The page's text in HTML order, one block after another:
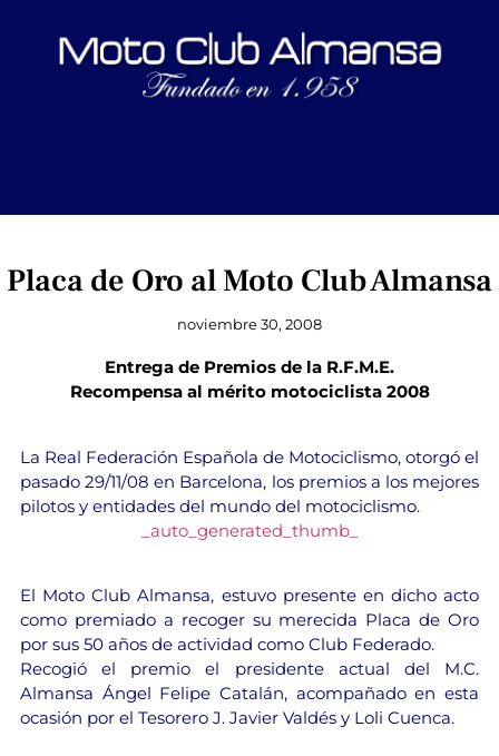
Placa de Oro al Moto Club Almansa
noviembre 30, 2008
Entrega de Premios de la R.F.M.E.
Recompensa al mérito motociclista 2008
La Real Federación Española de Motociclismo, otorgó el
pasado 29/11/08 en Barcelona, los premios a los mejores
pilotos y entidades del mundo del motociclismo.
_auto_generated_thumb_
El Moto Club Almansa, estuvo presente en dicho acto
como premiado a recoger su merecida Placa de Oro
por sus 50 años de actividad como Club Federado.
Recogió el premio el presidente actual del M.C.
Almansa Ángel Felipe Catalán, acompañado en esta
ocasión por el Tesorero J. Javier Valdés y Loli Cuenca.